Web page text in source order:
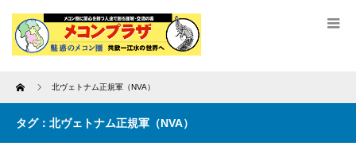
Home 北ヴェトナム正規軍（NVA）
タグ：北ヴェトナム正規軍（NVA）